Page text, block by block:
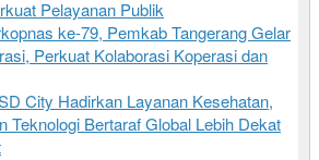
Pelayanan Publik
ke-79, Pemkab Tangerang Gelar
Perkuat Kolaborasi Koperasi dan
City Hadirkan Layanan Kesehatan,
Teknologi Bertaraf Global Lebih Dekat